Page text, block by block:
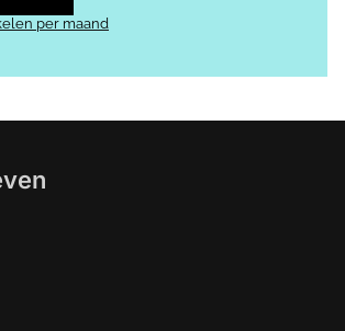
per maand